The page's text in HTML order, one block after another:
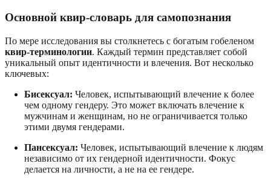
Основной квир-словарь для самопознания
По мере исследования вы столкнетесь с богатым гобеленом
квир-терминологии. Каждый термин представляет собой
уникальный опыт идентичности и влечения. Вот несколько
ключевых:
Бисексуал: Человек, испытывающий влечение к более
чем одному гендеру. Это может включать влечение к
мужчинам и женщинам, но не ограничивается только
этими двумя гендерами.
Пансексуал: Человек, испытывающий влечение к людям
независимо от их гендерной идентичности. Фокус
делается на личности, а не на ее гендере.